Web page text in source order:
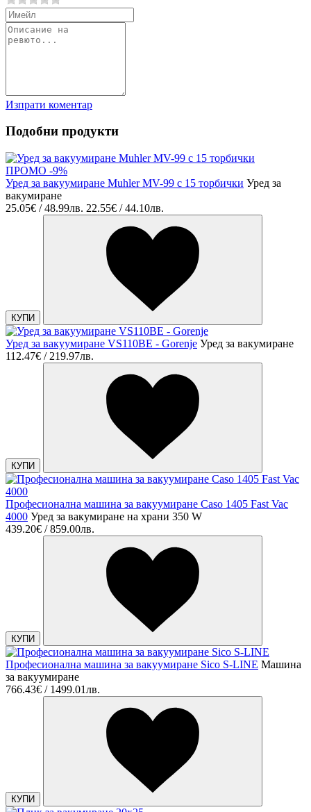
Изпрати коментар
Подобни продукти
ПРОМО -9%
Уред за вакуумиране Muhler MV-99 с 15 торбички Уред за
вакумиране
25.05€ / 48.99лв. 22.55€ / 44.10лв.
КУПИ
Уред за вакуумиране VS110BE - Gorenje Уред за вакумиране
112.47€ / 219.97лв.
КУПИ
Професионална машина за вакуумиране Caso 1405 Fast Vac
4000 Уред за вакумиране на храни 350 W
439.20€ / 859.00лв.
КУПИ
Професионална машина за вакуумиране Sico S-LINE Машина
за вакуумиране
766.43€ / 1499.01лв.
КУПИ